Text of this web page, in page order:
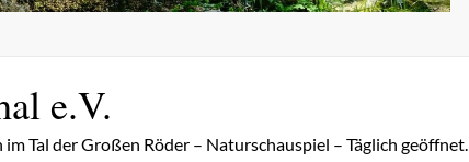
e.V.
Tal der Großen Röder – Naturschauspiel – Täglich geöffnet.